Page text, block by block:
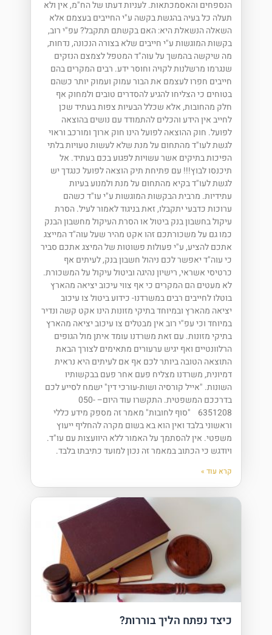
הנספחים והאסמכתאות. לעניות דעתו של הח"מ, אין ולא
תעלה כל בעיה בהגשת בקשה ע"י החייבים בעצמם אלא
השאלה הנשאלת היא: האם בקשתם תתקבל? עפ"י רוב,
בקשות המוגשות ע"י חייבים שלא בצורה הנכונה, נדחות,
מה שיקשה בהמשך על עוה"ד המטפל לצמצם הנזקים
שנגרמו מרשלנות לקויה וחוסר ידע. רבים המקרים בהם
חייבים חפרו לעצמם את הבור עמוק ועמוק יותר כשהם
בטוחים כי הצליחו להגיע להסדרים טובים ולמחוק אף
חלק מהחובות, אלא שכלל הבעיות צפות בעתיד שכן
לחייב אין הידע והכלים להתמודד עם נושים בהוצאה
לפועל. חוק ההוצאה לפועל הינו חוק ארוך ומורכב וראוי
לגשת לעו"ד מהתחום על מנת שלא לעשות טעויות בלתי
הפיכות בתיקים אשר עשויות לפגוע בכם בעתיד. אל
תיכנסו לבוץ!!! עם פתיחת תיק הוצאה לפועל כנגדך יש
לגשת לעו"ד בקיא מהתחום על מנת ולמנוע בעיות
עתידיות. מרבית הבקשות המוגשות ע"י עו"ד כשהם
ערוכות כדבעי יתקבלו, זאת בניגוד לאמור לעיל. הסרת
עיקול בחשבון בנק ביטול או הסרת העיקול מחשבון הבנק
כמו גם על משכורתכם זהו אקט מהיר שעל עוה"ד המייצג
אתכם להציע, ע"י פעולות פשוטות של המיצג אתכם סביר
כי עוה"ד יאפשר לכם ניהול חשבון בנק, לעיתים אף
כרטיסי אשראי, רישיון נהיגה וביטול עיקול על המשכורת.
לא מעטים הם המקרים כי אף צווי עיכוב יציאה מהארץ
בוטלו לחייבים רבים במשרדנו- כידוע ביטול צו עיכוב
יציאה מהארץ ובמיוחד בתיקי מזונות הינו אקט קשה ונדיר
במיוחד וכי עפ"י רוב אין מבטלים צו עיכוב יציאה מהארץ
בתיקי מזונות. עם זאת משרדנו עומד איתן מול הגופים
הרלוונטיים ואף יגיש ערעורים מתאימים לצורך הבאת
התוצאה הטובה ביותר לכם אף אם לעיתים היא נראית
דמיונית, משרדנו מצליח פעם אחר פעם בבקשותיו
השונות. "אייל קורסיה ושות-עורכי דין" ישמח לסייע לכם
בדרככם המשפטית. התקשרו עוד היום– 050-
6351208 "סוף לחובות" מאמר זה מספק מידע כללי
וראשוני בלבד ואין הוא בא בשום מקרה להחליף ייעוץ
משפטי. אין להסתמך על האמור ללא היוועצות עם עו"ד.
ויודגש כי הכתוב במאמר זה נכון למועד כתיבתו בלבד.
קרא עוד »
כיצד נפתח הליך בוררות?